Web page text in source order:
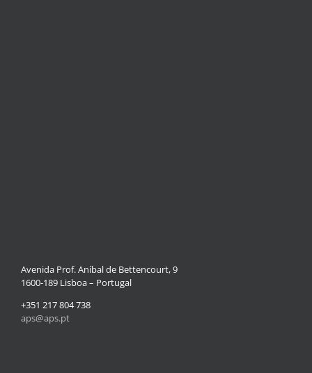
Avenida Prof. Aníbal de Bettencourt, 9
1600-189 Lisboa – Portugal
+351 217 804 738
aps@aps.pt